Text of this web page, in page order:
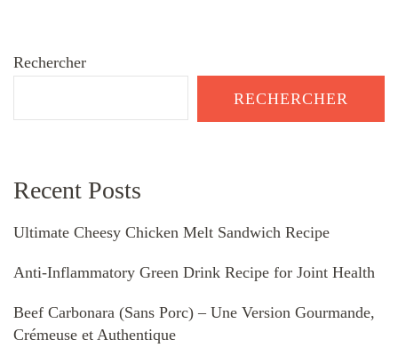
Rechercher
RECHERCHER
Recent Posts
Ultimate Cheesy Chicken Melt Sandwich Recipe
Anti-Inflammatory Green Drink Recipe for Joint Health
Beef Carbonara (Sans Porc) – Une Version Gourmande,
Crémeuse et Authentique